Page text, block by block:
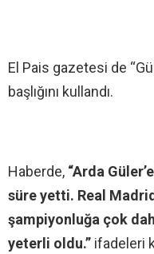
El Pais gazetesi de
başlığını kullandı.
Haberde, “Arda
süre yetti. Real
şampiyonluğa çok
yeterli oldu.” ifadeleri